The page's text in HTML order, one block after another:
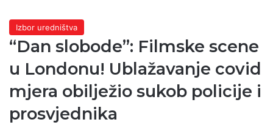
Izbor uredništva
“Dan slobode”: Filmske scene
u Londonu! Ublažavanje covid
mjera obilježio sukob policije i
prosvjednika